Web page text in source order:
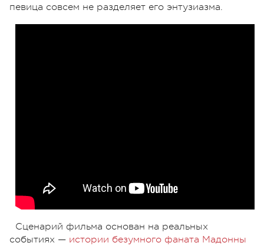
певица совсем не разделяет его энтузиазма.
Сценарий фильма основан на реальных
событиях — истории безумного фаната Мадонны